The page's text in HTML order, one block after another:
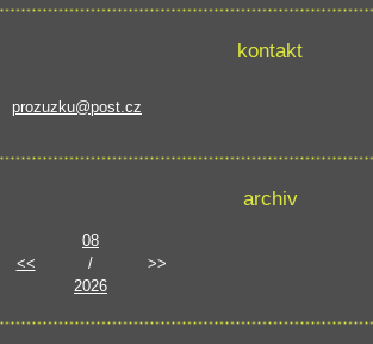
kontakt
prozuzku@post.cz
archiv
<<
08
/
2026
>>